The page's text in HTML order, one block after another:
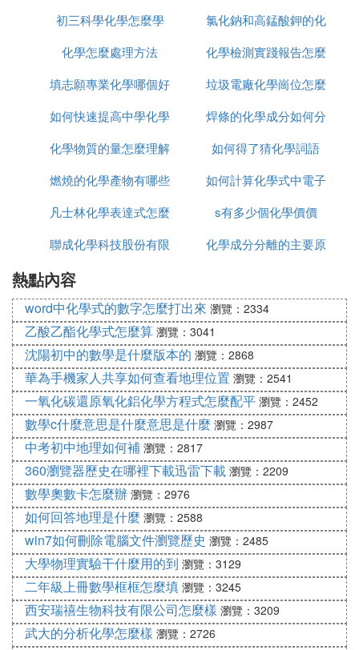
As,Sb:-3,3,5
V,Nb,Ta:2,3,4,5
Pa:3,4,5
S,Se,Te:-2,2,4,6
Po:2,4,6
Cr:2,3,6
Mo,W:2,3,4,5,6
U:3,4,5,6
7
F:-1
Cl:-1,1,3,4,5,6,7
Br,I:-1,1,3,5,7
Mn:2,3,4,6,7
寫
個好
初三科學化學怎麼學
氯化鈉和高錳酸鉀的化
學式怎麼寫
化學怎麼處理方法
化學檢測實踐報告怎麼
寫
填志願專業化學哪個好
垃圾電廠化學崗位怎麼
王
如何快速提高中學化學
成績
焊條的化學成分如何分
析
化學物質的量怎麼理解
如何得了猜化學詞語
燃燒的化學產物有哪些
如何計算化學式中電子
轉移
凡士林化學表達式怎麼
寫
s有多少個化學價價
聯成化學科技股份有限
化學成分分離的主要原
熱點內容
word中化學式的數字怎麼打出來 瀏覽：2334
乙酸乙酯化學式怎麼算 瀏覽：3041
沈陽初中的數學是什麼版本的 瀏覽：2868
華為手機家人共享如何查看地理位置 瀏覽：2541
一氧化碳還原氧化鋁化學方程式怎麼配平 瀏覽：2452
數學c什麼意思是什麼意思是什麼 瀏覽：2987
中考初中地理如何補 瀏覽：2817
360瀏覽器歷史在哪裡下載迅雷下載 瀏覽：2209
數學奧數卡怎麼辦 瀏覽：2976
如何回答地理是什麼 瀏覽：2588
win7如何刪除電腦文件瀏覽歷史 瀏覽：2485
大學物理實驗干什麼用的到 瀏覽：3129
二年級上冊數學框框怎麼填 瀏覽：3245
西安瑞禧生物科技有限公司怎麼樣 瀏覽：3209
武大的分析化學怎麼樣 瀏覽：2726